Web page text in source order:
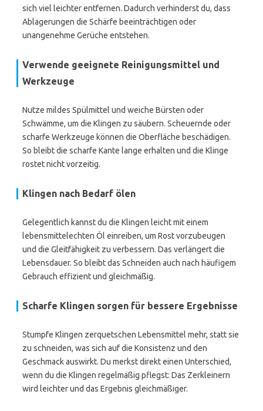
sich viel leichter entfernen. Dadurch verhinderst du, dass
Ablagerungen die Schärfe beeinträchtigen oder
unangenehme Gerüche entstehen.
Verwende geeignete Reinigungsmittel und
Werkzeuge
Nutze mildes Spülmittel und weiche Bürsten oder
Schwämme, um die Klingen zu säubern. Scheuernde oder
scharfe Werkzeuge können die Oberfläche beschädigen.
So bleibt die scharfe Kante lange erhalten und die Klinge
rostet nicht vorzeitig.
Klingen nach Bedarf ölen
Gelegentlich kannst du die Klingen leicht mit einem
lebensmittelechten Öl einreiben, um Rost vorzubeugen
und die Gleitfähigkeit zu verbessern. Das verlängert die
Lebensdauer. So bleibt das Schneiden auch nach häufigem
Gebrauch effizient und gleichmäßig.
Scharfe Klingen sorgen für bessere Ergebnisse
Stumpfe Klingen zerquetschen Lebensmittel mehr, statt sie
zu schneiden, was sich auf die Konsistenz und den
Geschmack auswirkt. Du merkst direkt einen Unterschied,
wenn du die Klingen regelmäßig pflegst: Das Zerkleinern
wird leichter und das Ergebnis gleichmäßiger.